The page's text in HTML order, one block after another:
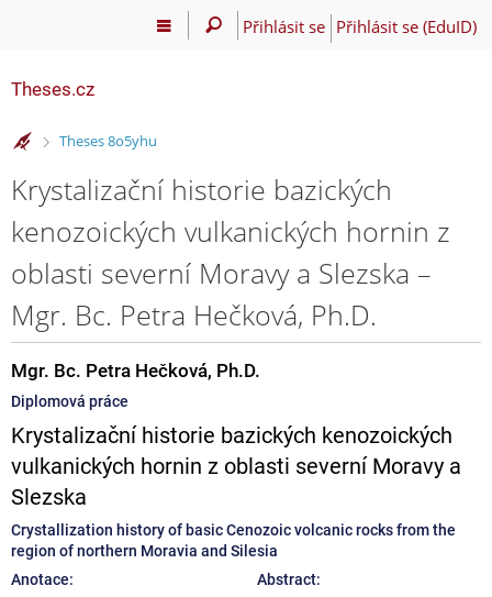
Přihlásit se Přihlásit se (EduID)
Theses.cz
>
Theses 8o5yhu
Krystalizační historie bazických
kenozoických vulkanických hornin z
oblasti severní Moravy a Slezska –
Mgr. Bc. Petra Hečková, Ph.D.
Mgr. Bc. Petra Hečková, Ph.D.
Diplomová práce
Krystalizační historie bazických kenozoických
vulkanických hornin z oblasti severní Moravy a
Slezska
Crystallization history of basic Cenozoic volcanic rocks from the
region of northern Moravia and Silesia
Anotace:
Abstract: